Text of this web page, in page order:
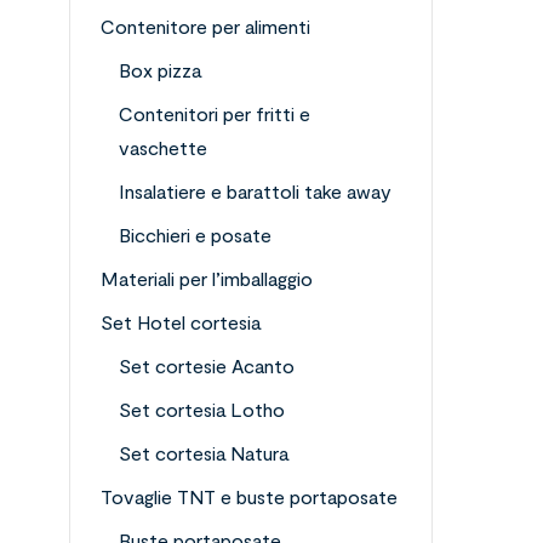
Contenitore per alimenti
Box pizza
Contenitori per fritti e
vaschette
Insalatiere e barattoli take away
Bicchieri e posate
Materiali per l’imballaggio
Set Hotel cortesia
Set cortesie Acanto
Set cortesia Lotho
Set cortesia Natura
Tovaglie TNT e buste portaposate